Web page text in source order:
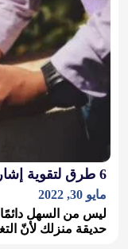
6 طرق لتقوية إشارة الواي فاي في حديقة منزلك
مايو 30, 2022
ليس من السهل دائمًا
حديقة منزلك لأنّ